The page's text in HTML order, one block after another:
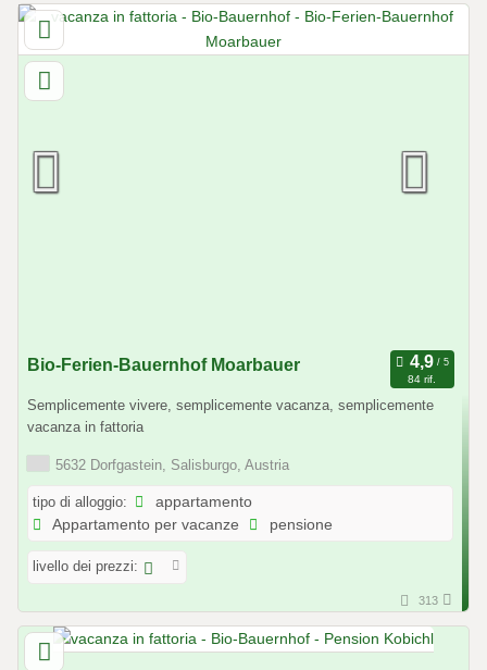
Bio-Ferien-Bauernhof Moarbauer
84 rif.
Semplicemente vivere, semplicemente vacanza, semplicemente
vacanza in fattoria
5632 Dorfgastein, Salisburgo, Austria
tipo di alloggio:
appartamento
Appartamento per vacanze
pensione
livello dei prezzi:
313